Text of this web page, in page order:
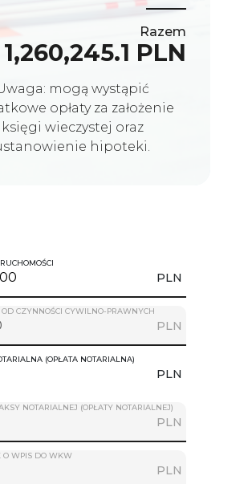
Razem
1,260,245.1 PLN
mogą wystąpić
opłaty za założenie
księgi wieczystej oraz
hipoteki.
PLN
OD CZYNNOŚCI CYWILNO-PRAWNYCH
PLN
(OPŁATA NOTARIALNA)
PLN
NOTARIALNEJ (OPŁATY NOTARIALNEJ)
PLN
O WPIS DO WKW
PLN